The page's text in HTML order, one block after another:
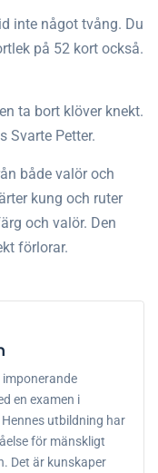
inte något tvång. Du
på 52 kort också.
ta bort klöver knekt.
Svarte Petter.
både valör och
kung och ruter
och valör. Den
förlorar.
en examen i
utbildning har
för mänskligt
Det är kunskaper